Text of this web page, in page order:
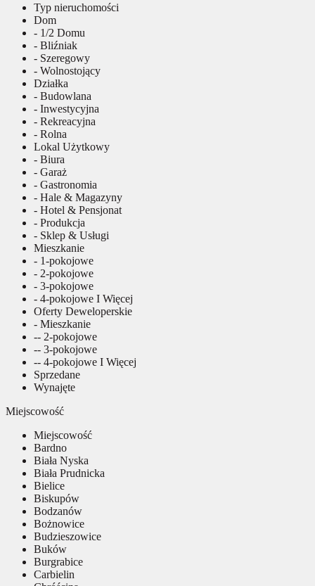
Typ nieruchomości
Dom
- 1/2 Domu
- Bliźniak
- Szeregowy
- Wolnostojący
Działka
- Budowlana
- Inwestycyjna
- Rekreacyjna
- Rolna
Lokal Użytkowy
- Biura
- Garaż
- Gastronomia
- Hale & Magazyny
- Hotel & Pensjonat
- Produkcja
- Sklep & Usługi
Mieszkanie
- 1-pokojowe
- 2-pokojowe
- 3-pokojowe
- 4-pokojowe I Więcej
Oferty Deweloperskie
- Mieszkanie
-- 2-pokojowe
-- 3-pokojowe
-- 4-pokojowe I Więcej
Sprzedane
Wynajęte
Miejscowość
Miejscowość
Bardno
Biała Nyska
Biała Prudnicka
Bielice
Biskupów
Bodzanów
Bożnowice
Budzieszowice
Buków
Burgrabice
Carbielin